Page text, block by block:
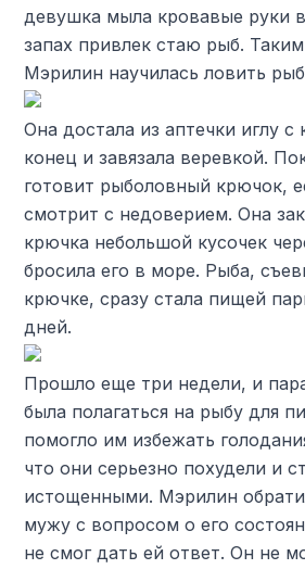
девушка мыла кровавые руки
запах привлек стаю рыб.
Мэрилин научилась ловить
Она достала из аптечки иглу с
конец и завязала веревкой.
готовит рыболовный крючок,
смотрит с недоверием. Она
крючка небольшой кусочек
бросила его в море. Рыба,
крючке, сразу стала пищей
дней.
Прошло еще три недели, и
была полагаться на рыбу для
помогло им избежать
что они серьезно похудели и
истощенными. Мэрилин
мужу с вопросом о его
не смог дать ей ответ. Он не